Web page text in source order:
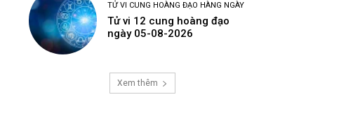
TỬ VI CUNG HOÀNG ĐẠO HÀNG NGÀY
Tử vi 12 cung hoàng đạo
ngày 05-08-2026
Xem thêm